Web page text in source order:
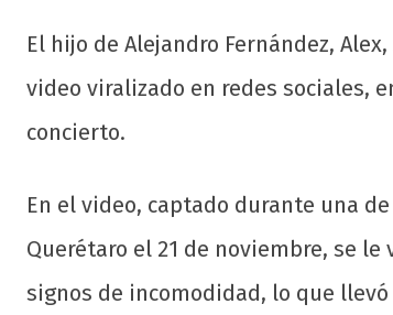
El hijo de Alejandro Fernández,
video viralizado en redes sociales,
concierto.
En el video, captado durante una
Querétaro el 21 de noviembre, se
signos de incomodidad, lo que